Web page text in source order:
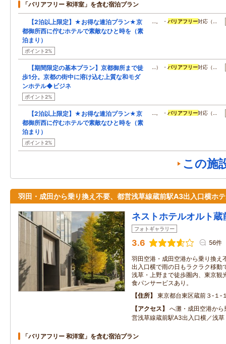
「バリアフリー 和洋室」を含む宿泊プラン
【2泊以上限定】★お得な連泊プラン★京
都御所西に佇むホテルで素敵なひと時を（素
泊まり）
ポイント2%
…。 ・バリアフリー対応（…
【期間限定の基本プラン】京都御所まで徒
歩1分。京都の街中に溶け込む上質な和モダ
ンホテル◆ビジネ
ポイント2%
…） ・バリアフリー対応（…
【2泊以上限定】★お得な連泊プラン★京
都御所西に佇むホテルで素敵なひと時を（素
泊まり）
ポイント2%
…。 ・バリアフリー対応（…
この施
羽田・成田から乗り換え不要、都営浅草線蔵前駅A3出入口横ホ
ネストホテルオルト蔵
フォトギャラリー
3.6 56件
羽田空港・成田空港から乗り換え
出入口横で雨の日もラクラク移動
浅草・上野まで徒歩圏内、東京観
食パンサービスあり。
住所
東京都台東区蔵前３‐１‐
アクセス
へ灘・成田空港か
営浅草線蔵前駅A3出入口横／浅
「バリアフリー 和洋室」を含む宿泊プラン